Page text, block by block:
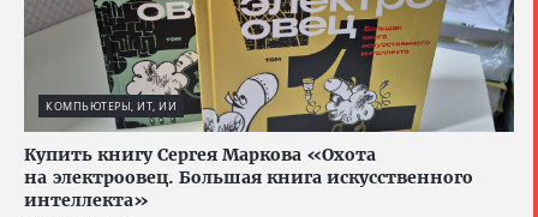
КОМПЬЮТЕРЫ, ИТ, ИИ
Купить книгу Сергея Маркова «Охота
на электроовец. Большая книга искусственного
интеллекта»